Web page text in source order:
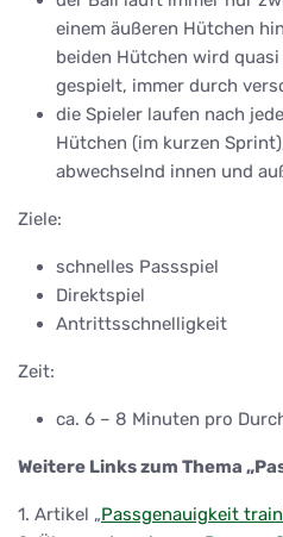
einem äußeren Hütchen
beiden Hütchen wird
gespielt, immer durch
die Spieler laufen nach
Hütchen (im kurzen
abwechselnd innen und
Ziele:
schnelles Passspiel
Direktspiel
Antrittsschnelligkeit
Zeit:
ca. 6 – 8 Minuten pro
Weitere Links zum Thema
1. Artikel „Passgenauigkeit